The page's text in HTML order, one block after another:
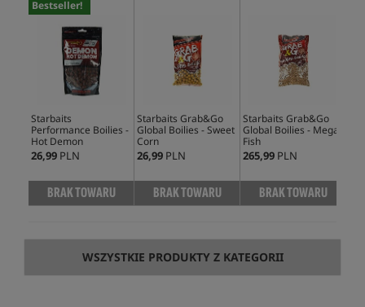
Bestseller!
Starbaits
Performance Boilies -
Hot Demon
26,99 PLN
BRAK TOWARU
Starbaits Grab&Go
Global Boilies - Sweet
Corn
26,99 PLN
BRAK TOWARU
Starbaits Grab&Go
Global Boilies - Mega
Fish
265,99 PLN
BRAK TOWARU
WSZYSTKIE PRODUKTY Z KATEGORII